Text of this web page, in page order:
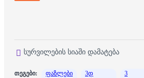
სურვილების სიაში დამატება
თეგები: ფაზლები
3დ
3